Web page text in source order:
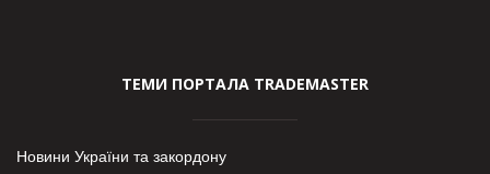
ТЕМИ ПОРТАЛА TRADEMASTER
Новини України та закордону